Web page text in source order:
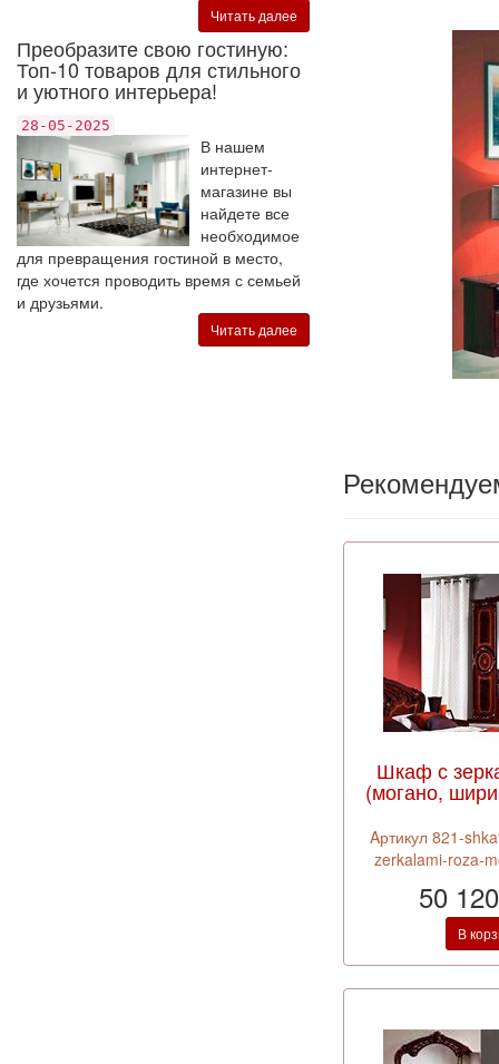
Читать далее
Преобразите свою гостиную:
Топ-10 товаров для стильного
и уютного интерьера!
28-05-2025
В нашем
интернет-
магазине вы
найдете все
необходимое
для превращения гостиной в место,
где хочется проводить время с семьей
и друзьями.
Читать далее
Шкаф с
(могано,
Aртикул 821-
zerkalami-roza-
50
В